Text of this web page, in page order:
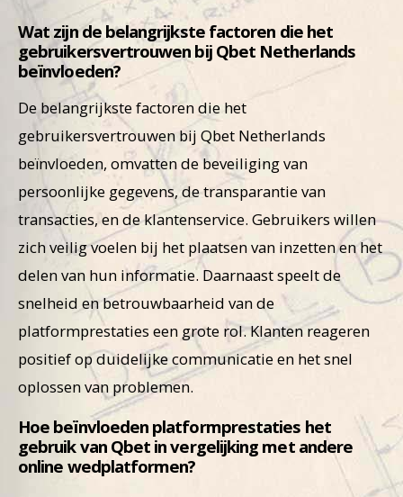
Wat zijn de belangrijkste factoren die het
gebruikersvertrouwen bij Qbet Netherlands
beïnvloeden?
De belangrijkste factoren die het
gebruikersvertrouwen bij Qbet Netherlands
beïnvloeden, omvatten de beveiliging van
persoonlijke gegevens, de transparantie van
transacties, en de klantenservice. Gebruikers willen
zich veilig voelen bij het plaatsen van inzetten en het
delen van hun informatie. Daarnaast speelt de
snelheid en betrouwbaarheid van de
platformprestaties een grote rol. Klanten reageren
positief op duidelijke communicatie en het snel
oplossen van problemen.
Hoe beïnvloeden platformprestaties het
gebruik van Qbet in vergelijking met andere
online wedplatformen?